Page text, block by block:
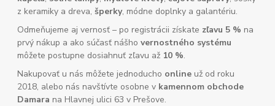
z keramiky a dreva,šperky, módne doplnky a galantériu.
Odmeňujeme aj vernosť – po registrácii získate zľavu 5 % na
prvý nákup a ako súčasť nášhovernostného systému
môžete postupne dosiahnuť zľavu až 10 %.
Nakupovať u nás môžete jednoducho online už od roku
2018, alebo nás navštívte osobne v kamennom obchode
Damara na Hlavnej ulici 63 v Prešove.